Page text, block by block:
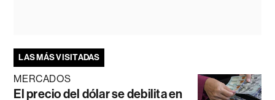
LAS MÁS VISITADAS
MERCADOS
El precio del dólar se debilita en